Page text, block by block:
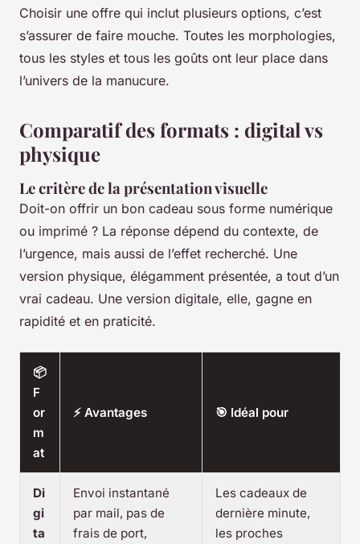
Choisir une offre qui inclut plusieurs options, c’est
s’assurer de faire mouche. Toutes les morphologies,
tous les styles et tous les goûts ont leur place dans
l’univers de la manucure.
Comparatif des formats : digital vs
physique
Le critère de la présentation visuelle
Doit-on offrir un bon cadeau sous forme numérique
ou imprimé ? La réponse dépend du contexte, de
l’urgence, mais aussi de l’effet recherché. Une
version physique, élégamment présentée, a tout d’un
vrai cadeau. Une version digitale, elle, gagne en
rapidité et en praticité.
📦
F
or
m
at
⚡ Avantages 🎯 Idéal pour
Di
gi
ta
Envoi instantané
par mail, pas de
frais de port,
Les cadeaux de
dernière minute,
les proches